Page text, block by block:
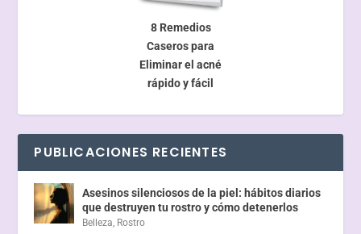
8 Remedios
Caseros para
Eliminar el acné
rápido y fácil
PUBLICACIONES RECIENTES
Asesinos silenciosos de la piel: hábitos diarios
que destruyen tu rostro y cómo detenerlos
Belleza, Rostro